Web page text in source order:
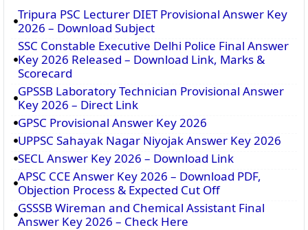
Tripura PSC Lecturer DIET Provisional Answer Key
2026 – Download Subject
SSC Constable Executive Delhi Police Final Answer
Key 2026 Released – Download Link, Marks &
Scorecard
GPSSB Laboratory Technician Provisional Answer
Key 2026 – Direct Link
GPSC Provisional Answer Key 2026
UPPSC Sahayak Nagar Niyojak Answer Key 2026
SECL Answer Key 2026 – Download Link
APSC CCE Answer Key 2026 – Download PDF,
Objection Process & Expected Cut Off
GSSSB Wireman and Chemical Assistant Final
Answer Key 2026 – Check Here